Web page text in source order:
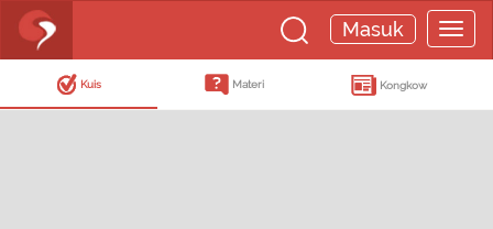
Masuk
Kuis Materi Kongkow